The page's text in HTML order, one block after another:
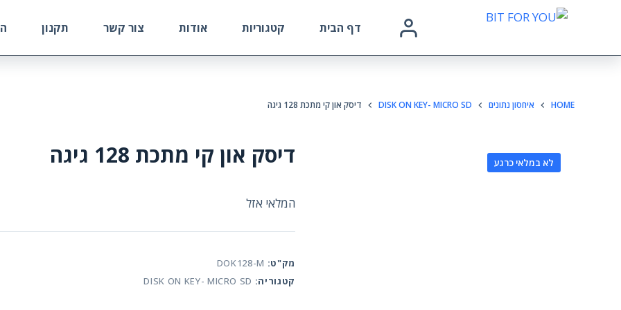
דף הבית קטגוריות אודות צור קשר תקנון
HOME איחסון נתונים DISK ON KEY- MICRO SD דיסק און קי מתכת 128 גיגה
לא במלאי כרגע דיסק און קי מתכת 128 גיגה
המלאי אזל
מק"ט: DOK128-M
קטגוריה: DISK ON KEY- MICRO SD